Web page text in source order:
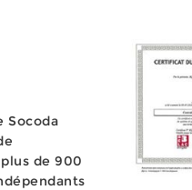
Socoda
de 900